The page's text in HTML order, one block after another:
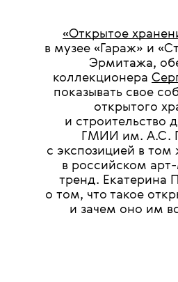
«Открытое
в музее «Гараж» и
Эрмитажа,
коллекционера
показывать свое
открытого
и строительство
ГМИИ им. А.С.
с экспозицией в
в российском
тренд. Екатерина
о том, что такое
и зачем оно им